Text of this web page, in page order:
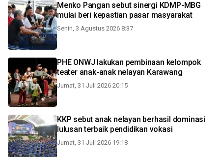
Menko Pangan sebut sinergi KDMP-MBG
mulai beri kepastian pasar masyarakat
Senin, 3 Agustus 2026 8:37
PHE ONWJ lakukan pembinaan kelompok
teater anak-anak nelayan Karawang
Jumat, 31 Juli 2026 20:15
KKP sebut anak nelayan berhasil dominasi
lulusan terbaik pendidikan vokasi
Jumat, 31 Juli 2026 19:18